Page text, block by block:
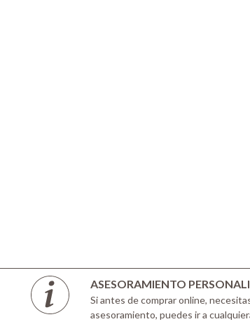
ASESORAMIENTO
Si antes de comprar online,
asesoramiento, puedes ir a